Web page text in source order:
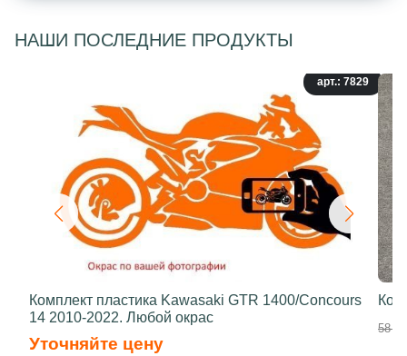
НАШИ ПОСЛЕДНИЕ ПРОДУКТЫ
арт.: 7829
Комплект пластика Kawasaki GTR 1400/Concours
14 2010-2022. Любой окрас
Уточняйте цену
58